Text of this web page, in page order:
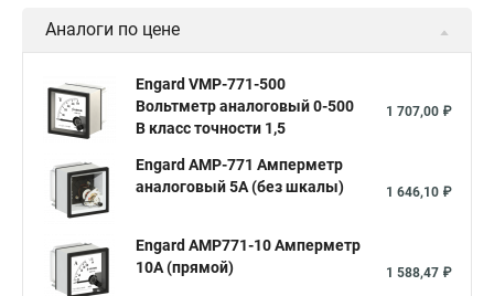
Аналоги по цене
Engard VMP-771-500
Вольтметр аналоговый 0-500
В класс точности 1,5
1 707,00 ₽
Engard AMP-771 Амперметр
аналоговый 5А (без шкалы)
1 646,10 ₽
Engard AMP771-10 Амперметр
10А (прямой)
1 588,47 ₽